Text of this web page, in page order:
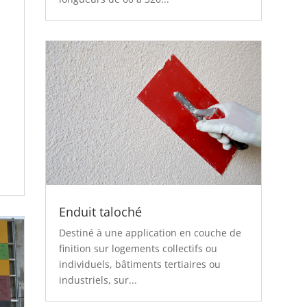
Enduit taloché
Destiné à une application en couche de
finition sur logements collectifs ou
individuels, bâtiments tertiaires ou
industriels, sur...